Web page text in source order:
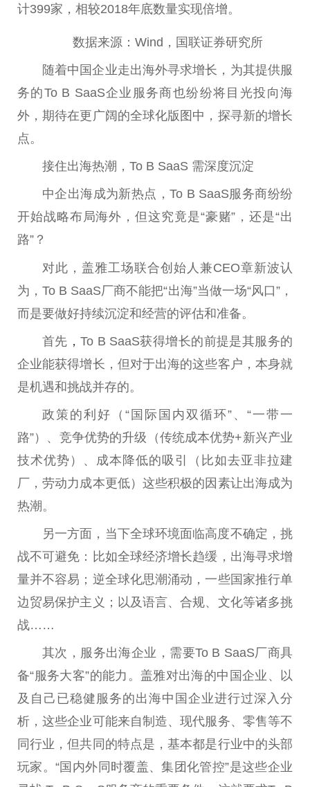
计399家，相较2018年底数量实现倍增。
数据来源：Wind，国联证券研究所
随着中国企业走出海外寻求增长，为其提供服
务的To B SaaS企业服务商也纷纷将目光投向海
外，期待在更广阔的全球化版图中，探寻新的增长
点。
接住出海热潮，To B SaaS 需深度沉淀
中企出海成为新热点，To B SaaS服务商纷纷
开始战略布局海外，但这究竟是“豪赌”，还是“出
路”？
对此，盖雅工场联合创始人兼CEO章新波认
为，To B SaaS厂商不能把“出海”当做一场“风口”，
而是要做好持续沉淀和经营的评估和准备。
首先 ，To B SaaS获得增长的前提是其服务的
企业能获得增长，但对于出海的这些客户，本身就
是机遇和挑战并存的。
政策的利好（“国际国内双循环”、“一带一
路”）、竞争优势的升级（传统成本优势+新兴产业
技术优势）、成本降低的吸引（比如去亚非拉建
厂，劳动力成本更低）这些积极的因素让出海成为
热潮。
另一方面，当下全球环境面临高度不确定，挑
战不可避免：比如全球经济增长趋缓，出海寻求增
量并不容易；逆全球化思潮涌动，一些国家推行单
边贸易保护主义；以及语言、合规、文化等诸多挑
战……
其次，服务出海企业，需要To B SaaS厂商具
备“服务大客”的能力。盖雅对出海的中国企业、以
及自己已稳健服务的出海中国企业进行过深入分
析，这些企业可能来自制造、现代服务、零售等不
同行业，但共同的特点是，基本都是行业中的头部
玩家。“国内外同时覆盖、集团化管控”是这些企业